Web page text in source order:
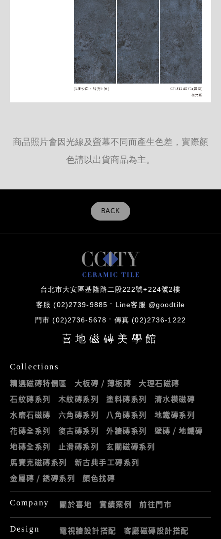
商品照片會因光線及螢幕不同而產生色差，實際顏
色請以出貨商品為主。
BACK
台北市大安區基隆路二段222號+224號2樓
客服 (02)2739-9885 Line客服 @goodtile
門市 (02)2736-5678 傳真 (02)2736-1222
喜地磁磚美學館
Collections
精選磁磚特價區 大板磚 / 薄板磚
大理石磁磚
石紋磚系列
木紋磚系列 塗料磚系列
清水模磁磚
水磨石磁磚
六角磚系列 八角磚系列
地鐵磚系列
花磚全系列
復古磚系列 外牆磚系列
壁磚 / 地鐵磚
地磚全系列
止滑磚系列
玄關磁磚系列
馬賽克磁磚系列
新古典手工磚系列
金屬磚 / 銹磚系列
顏色找磚
Company 關於喜地 實績案例 前往門市
Design 電視牆設計搭配 客廳磁磚設計搭配